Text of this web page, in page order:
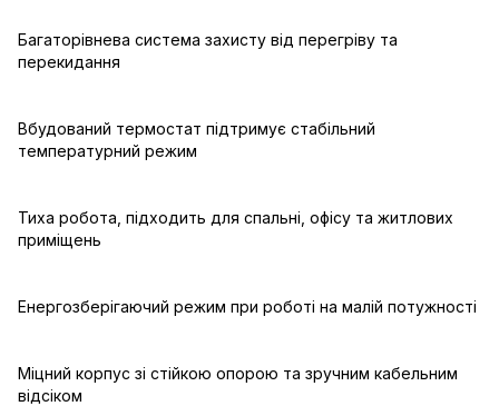
Багаторівнева система захисту від перегріву та
перекидання
Вбудований термостат підтримує стабільний
температурний режим
Тиха робота, підходить для спальні, офісу та житлових
приміщень
Енергозберігаючий режим при роботі на малій потужності
Міцний корпус зі стійкою опорою та зручним кабельним
відсіком